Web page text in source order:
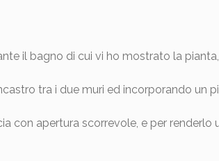
il bagno di cui vi ho mostrato la pianta,
tra i due muri ed incorporando un
con apertura scorrevole, e per renderlo